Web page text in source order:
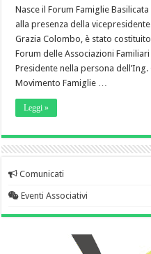
Nasce il Forum Famiglie
alla presenza della
Grazia Colombo, è stato
Forum delle Associazioni
Presidente nella persona
Movimento Famiglie …
Leggi »
Comunicati
Eventi Associativi